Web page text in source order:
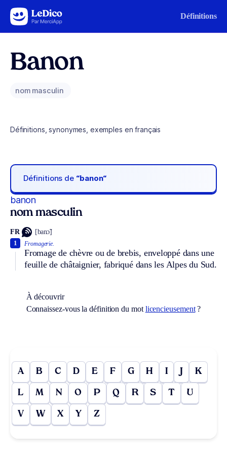
Aller au contenu Définitions
Banon
nom masculin
Définitions, synonymes, exemples en français
Définitions de “banon“
banon
nom masculin
FR [banɔ̃]
Fromagerie.
Fromage de chèvre ou de brebis, enveloppé dans une
feuille de châtaignier, fabriqué dans les Alpes du Sud.
1
À découvrir
Connaissez-vous la définition du mot licencieusement?
A B C D E F G H I J K
L M N O P Q R S T U
V W X Y Z